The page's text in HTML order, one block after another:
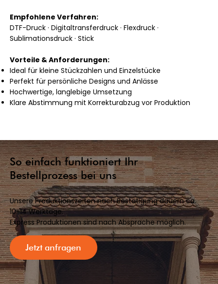
Empfohlene Verfahren:
DTF-Druck · Digitaltransferdruck · Flexdruck ·
Sublimationsdruck · Stick
Vorteile & Anforderungen:
Ideal für kleine Stückzahlen und Einzelstücke
Perfekt für persönliche Designs und Anlässe
Hochwertige, langlebige Umsetzung
Klare Abstimmung mit Korrekturabzug vor Produktion
So einfach funktioniert Ihr
Bestellprozess bei uns
Unsere Produktionszeiten nach Bestätigung dauern ca.
10-14 Werktage.
Express Produktionen sind nach Absprache möglich.
Jetzt anfragen